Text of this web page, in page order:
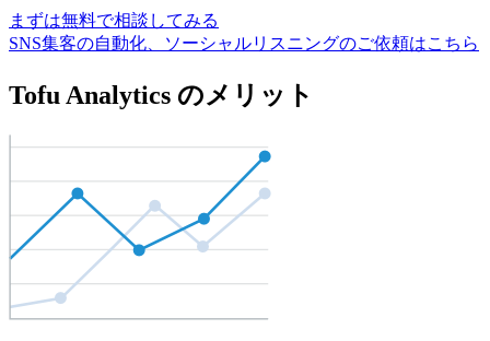
まずは無料で相談してみる
SNS集客の自動化、ソーシャルリスニングのご依頼はこちら
Tofu Analytics のメリット